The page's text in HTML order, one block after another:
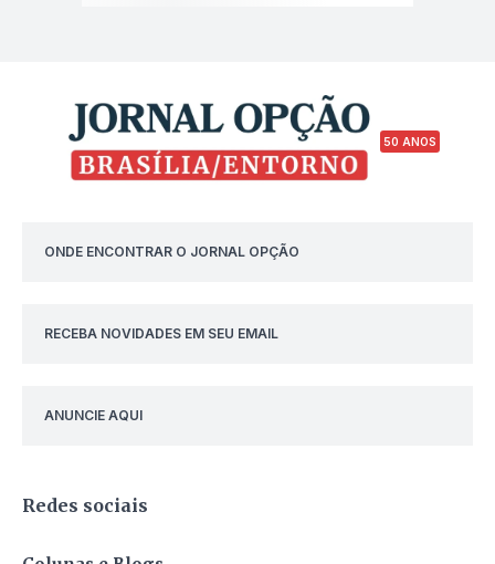
50 ANOS
ONDE ENCONTRAR O JORNAL OPÇÃO
RECEBA NOVIDADES EM SEU EMAIL
ANUNCIE AQUI
Redes sociais